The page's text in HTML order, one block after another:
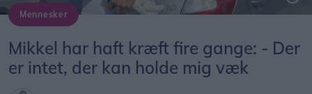
Mennesker
Mikkel har haft kræft fire gange: - Der
er intet, der kan holde mig væk